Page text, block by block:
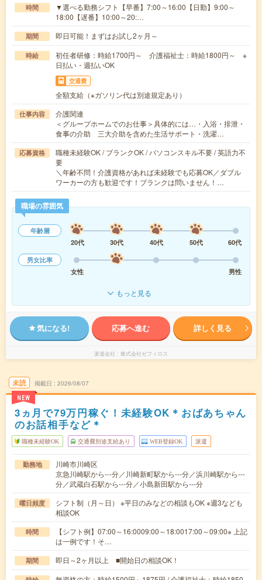
時間
▼選べる勤務シフト【早番】7:00～16:00【日勤】9:00～
18:00【遅番】10:00～20:…
期間 即日可能！まずはお試し2ヶ月～
時給
初任者研修：時給1700円～ 介護福祉士：時給1800円～ ※
日払い・週払いOK
交通費
全額支給（※ガソリン代は別途規定あり）
仕事内容
介護関連
＜グループホームでのお仕事＞具体的には…・入浴・排泄・
食事の介助 三大介助を含めた生活サポート・洗濯…
応募資格
職種未経験OK / ブランクOK / パソコンスキル不要 / 英語力不
要
＼年齢不問！介護資格があれば未経験でも応募OK／ダブル
ワーカーの方も歓迎です！ブランクは問いません！…
職場の雰囲気
年齢層
20代
30代 40代 50代
60代
男女比率
女性
男性
もっと見る
気になる! 応募へ進む 詳しく見る
派遣会社 株式会社ゼフィロス
未読
NEW
掲載日 2026/08/07
3ヵ月で79万円稼ぐ！未経験OK＊おばあちゃん
のお話相手など＊
職種未経験OK 交通費別途支給あり WEB登録OK 派遣
勤務地
川崎市川崎区
京急川崎駅から---分／川崎新町駅から---分／浜川崎駅から---
分／武蔵白石駅から---分／小島新田駅から---分
曜日頻度
シフト制（月～日） ※平日のみなどの相談もOK ※週3なども
相談OK
時間
【シフト例】07:00～16:0009:00～18:0017:00～09:00※ 上記
は一例です！そ…
期間 即日～2ヶ月以上 ■開始日の相談OK！